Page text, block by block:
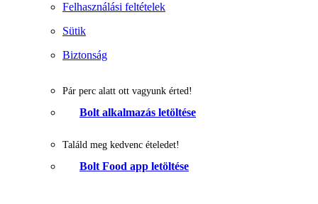
Felhasználási feltételek
Sütik
Biztonság
Pár perc alatt ott vagyunk érted!
Bolt alkalmazás letöltése
Találd meg kedvenc ételedet!
Bolt Food app letöltése